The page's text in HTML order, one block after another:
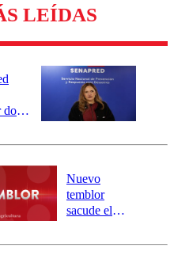
LEÍDAS
dos
por
Nuevo
temblor
sacude el
revisa la